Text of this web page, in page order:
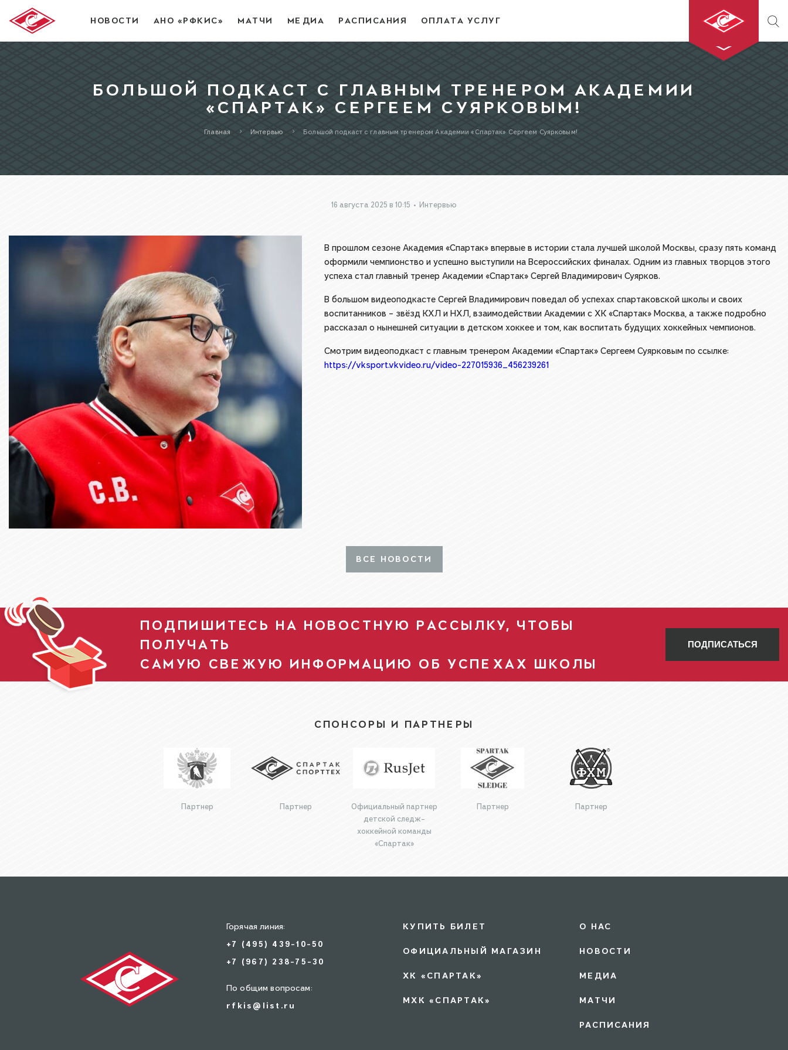
НОВОСТИ АНО «РФКИС» МАТЧИ МЕДИА РАСПИСАНИЯ ОПЛАТА УСЛУГ
БОЛЬШОЙ ПОДКАСТ С ГЛАВНЫМ ТРЕНЕРОМ АКАДЕМИИ
«СПАРТАК» СЕРГЕЕМ СУЯРКОВЫМ!
Главная Интервью Большой подкаст с главным тренером Академии «Спартак» Сергеем Суярковым!
16 августа 2025 в 10:15 • Интервью
В прошлом сезоне Академия «Спартак» впервые в истории стала лучшей школой Москвы, сразу пять команд
оформили чемпионство и успешно выступили на Всероссийских финалах. Одним из главных творцов этого
успеха стал главный тренер Академии «Спартак» Сергей Владимирович Суярков.
В большом видеоподкасте Сергей Владимирович поведал об успехах спартаковской школы и своих
воспитанников – звёзд КХЛ и НХЛ, взаимодействии Академии с ХК «Спартак» Москва, а также подробно
рассказал о нынешней ситуации в детском хоккее и том, как воспитать будущих хоккейных чемпионов.
Смотрим видеоподкаст с главным тренером Академии «Спартак» Сергеем Суярковым по ссылке:
https://vksport.vkvideo.ru/video-227015936_456239261
ВСЕ НОВОСТИ
ПОДПИШИТЕСЬ НА НОВОСТНУЮ РАССЫЛКУ, ЧТОБЫ
ПОЛУЧАТЬ
САМУЮ СВЕЖУЮ ИНФОРМАЦИЮ ОБ УСПЕХАХ ШКОЛЫ
ПОДПИСАТЬСЯ
СПОНСОРЫ И ПАРТНЕРЫ
Партнер Партнер
Официальный партнер
детской следж-
хоккейной команды
«Спартак»
Партнер Партнер
Горячая линия:
+7 (495) 439-10-50
+7 (967) 238-75-30
По общим вопросам:
rfkis@list.ru
КУПИТЬ БИЛЕТ
ОФИЦИАЛЬНЫЙ МАГАЗИН
ХК «СПАРТАК»
МХК «СПАРТАК»
О НАС
НОВОСТИ
МЕДИА
МАТЧИ
РАСПИСАНИЯ